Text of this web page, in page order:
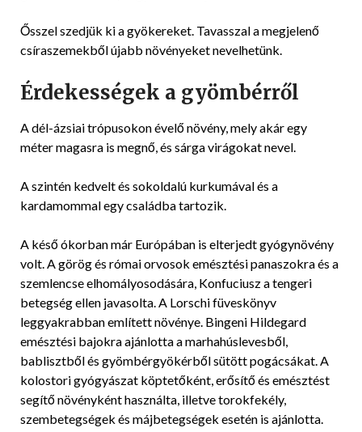
Ősszel szedjük ki a gyökereket. Tavasszal a megjelenő
csíraszemekből újabb növényeket nevelhetünk.
Érdekességek a gyömbérről
A dél-ázsiai trópusokon évelő növény, mely akár egy
méter magasra is megnő, és sárga virágokat nevel.
A szintén kedvelt és sokoldalú kurkumával és a
kardamommal egy családba tartozik.
A késő ókorban már Európában is elterjedt gyógynövény
volt. A görög és római orvosok emésztési panaszokra és a
szemlencse elhomályosodására, Konfuciusz a tengeri
betegség ellen javasolta. A Lorschi füveskönyv
leggyakrabban említett növénye. Bingeni Hildegard
emésztési bajokra ajánlotta a marhahúslevesből,
bablisztből és gyömbérgyökérből sütött pogácsákat. A
kolostori gyógyászat köptetőként, erősítő és emésztést
segítő növényként használta, illetve torokfekély,
szembetegségek és májbetegségek esetén is ajánlotta.